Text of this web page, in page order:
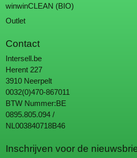
winwinCLEAN (BIO)
Outlet
Contact
Intersell.be
Herent 227
3910 Neerpelt
0032(0)470-867011
BTW Nummer:BE
0895.805.094 /
NL003840718B46
Inschrijven voor de